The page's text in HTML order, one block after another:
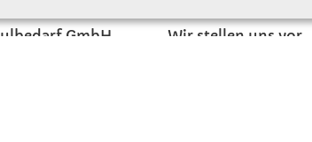
GmbH
Wir stellen uns vor